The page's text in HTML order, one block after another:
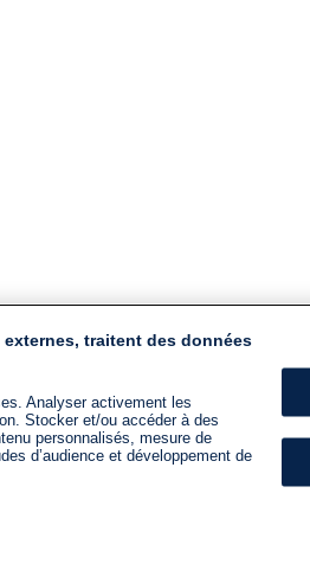
traitent des données
Analyser activement les
Stocker et/ou accéder à des
personnalisés, mesure de
d’audience et développement de